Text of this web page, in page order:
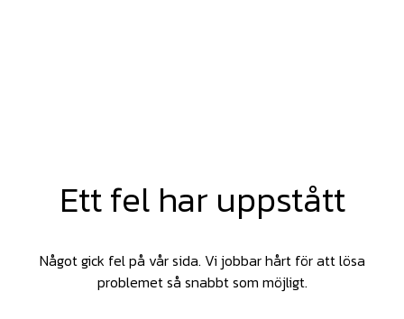
Ett fel har uppstått
Något gick fel på vår sida. Vi jobbar hårt för att lösa
problemet så snabbt som möjligt.